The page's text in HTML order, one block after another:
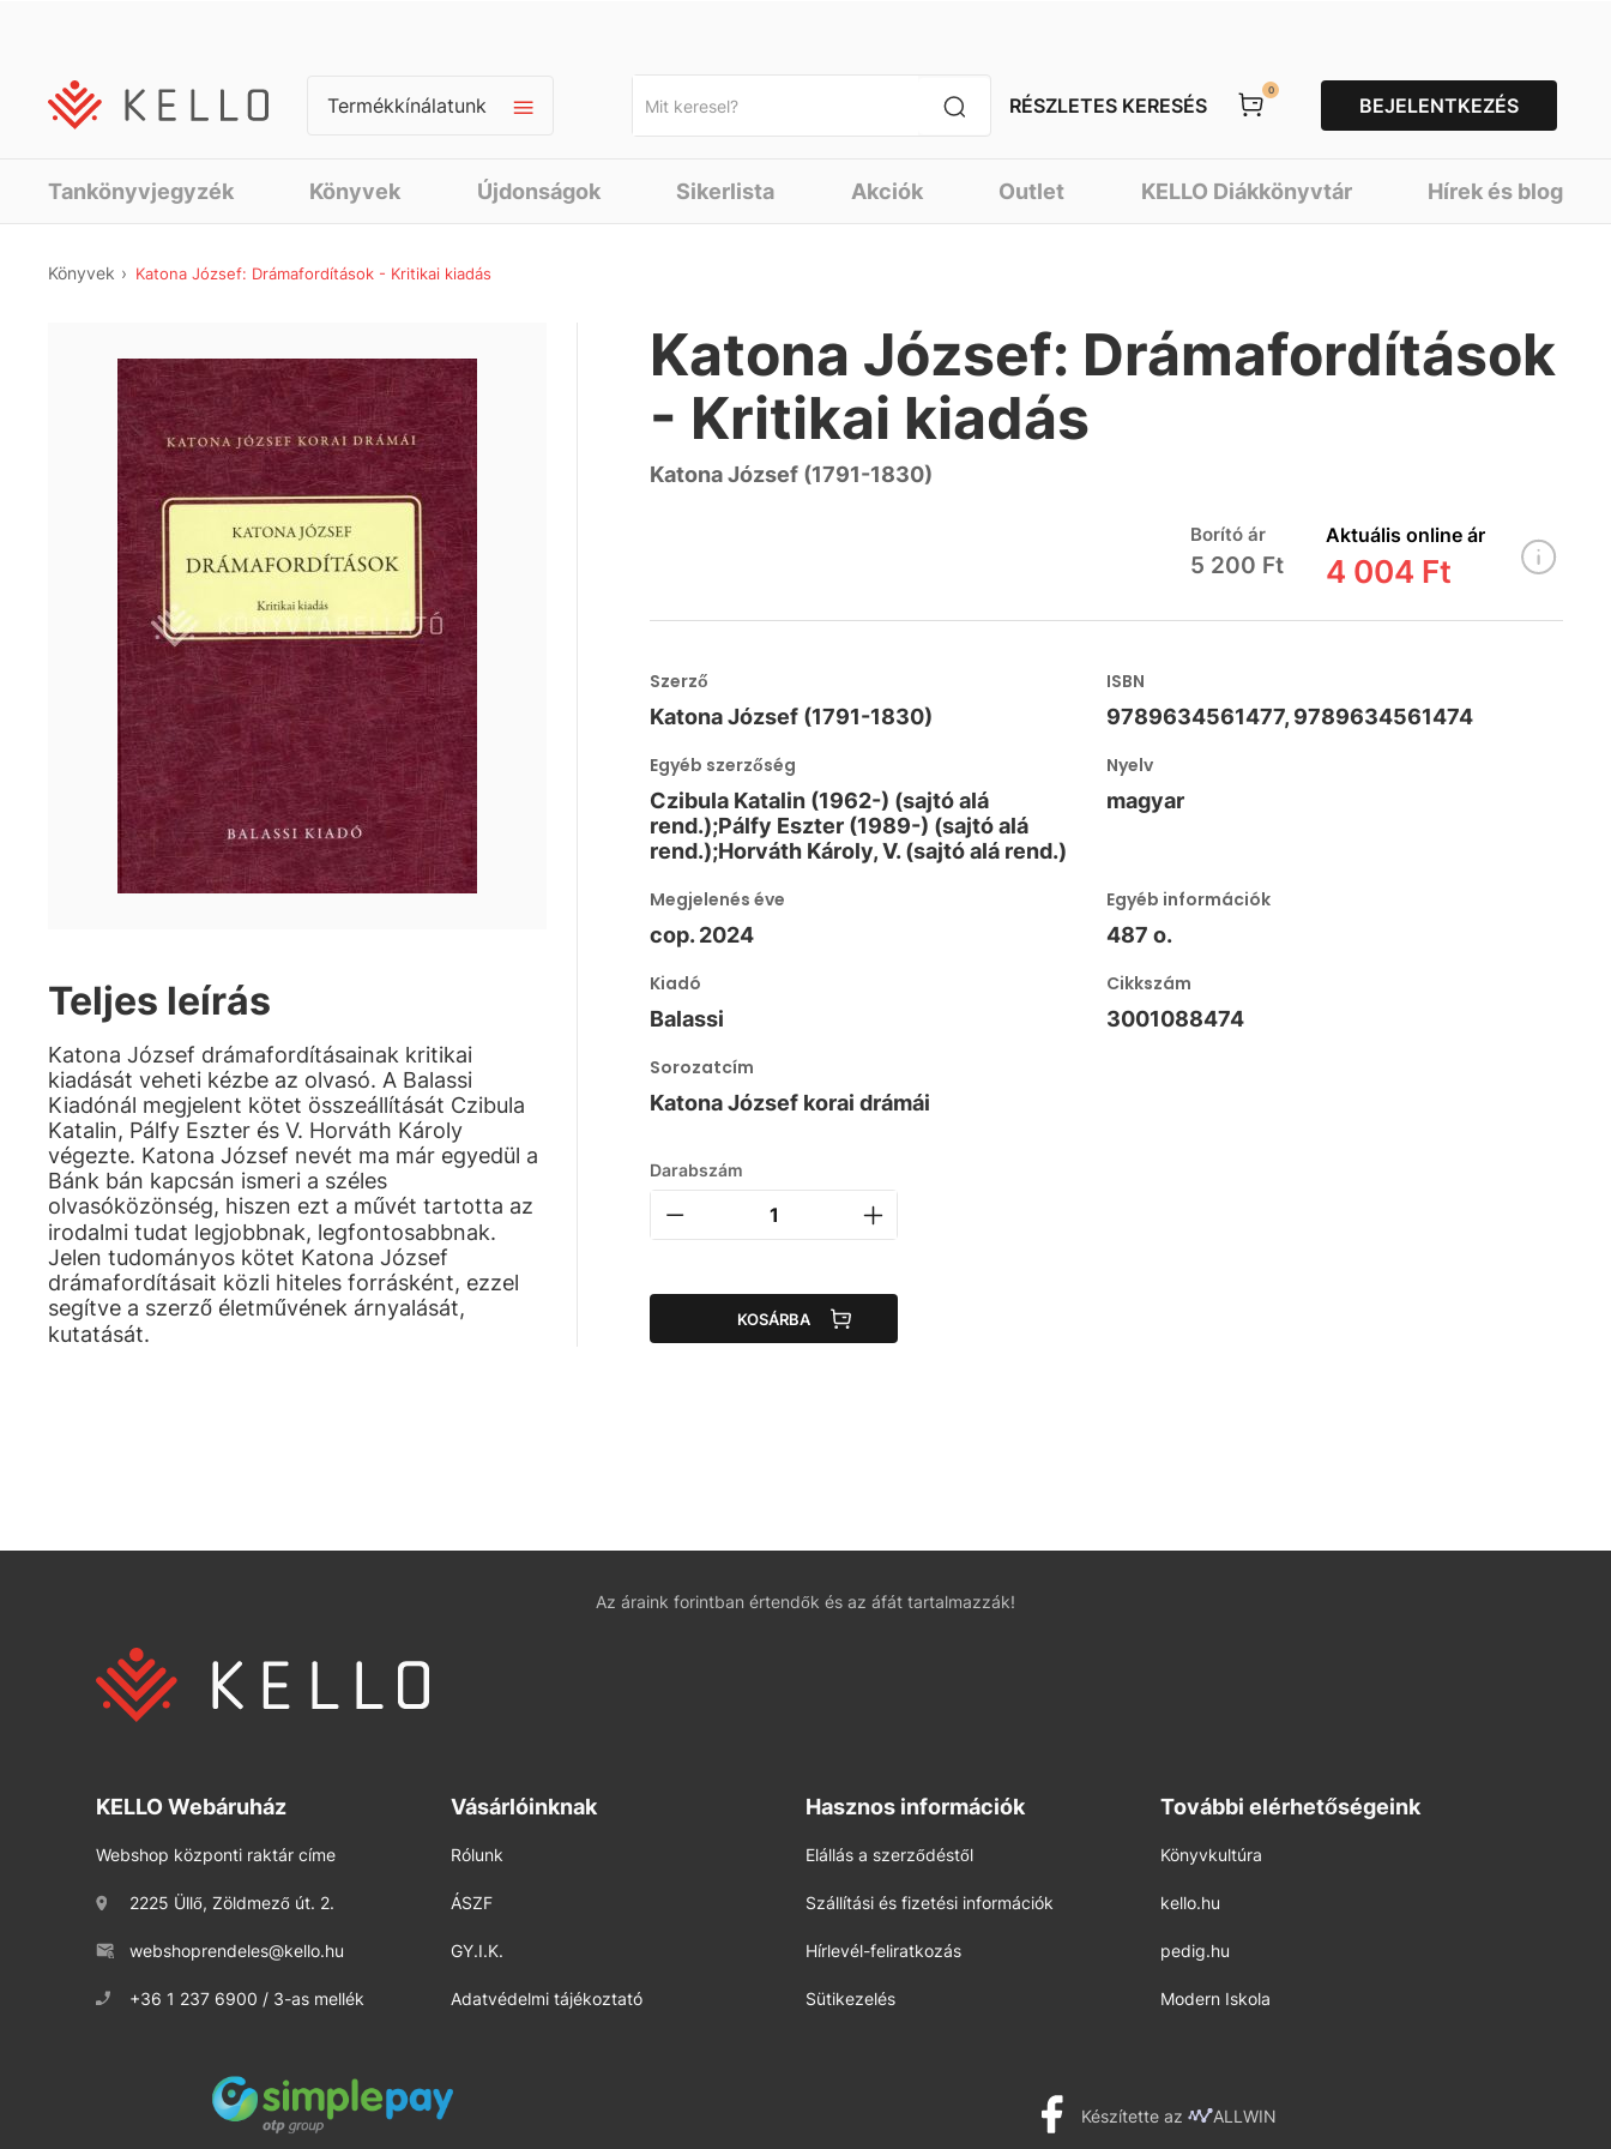
Termékkínálatunk RÉSZLETES KERESÉS
0
BEJELENTKEZÉS
Tankönyvjegyzék Könyvek Újdonságok Sikerlista Akciók Outlet KELLO Diákkönyvtár Hírek és blog
Könyvek Katona József: Drámafordítások - Kritikai kiadás
Teljes leírás
Katona József drámafordításainak kritikai
kiadását veheti kézbe az olvasó. A Balassi
Kiadónál megjelent kötet összeállítását Czibula
Katalin, Pálfy Eszter és V. Horváth Károly
végezte. Katona József nevét ma már egyedül a
Bánk bán kapcsán ismeri a széles
olvasóközönség, hiszen ezt a művét tartotta az
irodalmi tudat legjobbnak, legfontosabbnak.
Jelen tudományos kötet Katona József
drámafordításait közli hiteles forrásként, ezzel
segítve a szerző életművének árnyalását,
kutatását.
Katona József: Drámafordítások
- Kritikai kiadás
Katona József (1791-1830)
Borító ár
5 200 Ft
Aktuális online ár
4 004 Ft
Szerző
Katona József (1791-1830)
ISBN
9789634561477, 9789634561474
Egyéb szerzőség
Czibula Katalin (1962-) (sajtó alá
rend.);Pálfy Eszter (1989-) (sajtó alá
rend.);Horváth Károly, V. (sajtó alá rend.)
Nyelv
magyar
Megjelenés éve
cop. 2024
Egyéb információk
487 o.
Kiadó
Balassi
Cikkszám
3001088474
Sorozatcím
Katona József korai drámái
Darabszám
KOSÁRBA
Az áraink forintban értendők és az áfát tartalmazzák!
KELLO Webáruház
Webshop központi raktár címe
2225 Üllő, Zöldmező út. 2.
webshoprendeles@kello.hu
+36 1 237 6900 / 3-as mellék
Vásárlóinknak
Rólunk
ÁSZF
GY.I.K.
Adatvédelmi tájékoztató
Hasznos információk
Elállás a szerződéstől
Szállítási és fizetési információk
Hírlevél-feliratkozás
Sütikezelés
További elérhetőségeink
Könyvkultúra
kello.hu
pedig.hu
Modern Iskola
Készítette az ALLWIN